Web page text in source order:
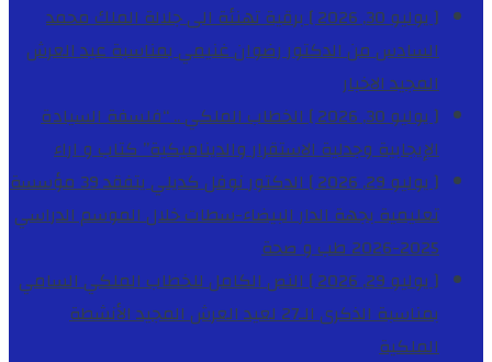
[ يوليو 30, 2026 ]
برقية تهنئة الى جلالة الملك محمد
السادس من الدكتور رضوان غنيمي بمناسبة عيد العرش
المجيدالاخبار
[ يوليو 30, 2026 ]
الخطاب الملكي .. “فلسفة السيادة
الإيجابية وجدلية الاستقرار والديناميكية”كتاب و اراء
[ يوليو 29, 2026 ]
الدكتور نوفل كديلي يتفقد 39 مؤسسة
تعليمية بجهة الدار البيضاء-سطات خلال الموسم الدراسي
2025-2026
طب و صحة
[ يوليو 29, 2026 ]
النص الكامل للخطاب الملكي السامي
بمناسبة الذكرى الـ27 لعيد العرش المجيد
الأنشطة
الملكية